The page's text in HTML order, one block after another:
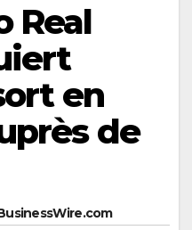
Real
en
de